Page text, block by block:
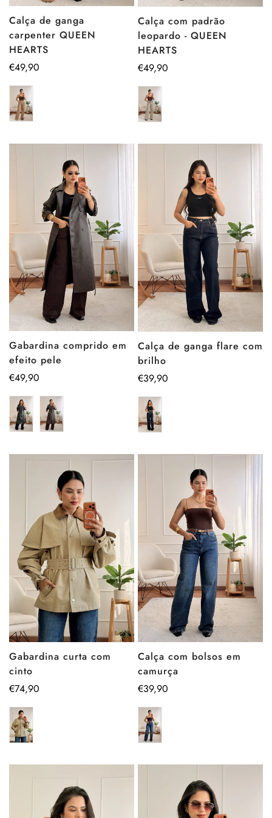
Calça de ganga
carpenter QUEEN
HEARTS
Preço
€49,90
Calça com padrão
leopardo - QUEEN
HEARTS
Preço
€49,90
Gabardina comprido em
efeito pele
Preço
€49,90
Calça de ganga flare com
brilho
Preço
€39,90
Gabardina curta com
cinto
Preço
€74,90
Calça com bolsos em
camurça
Preço
€39,90